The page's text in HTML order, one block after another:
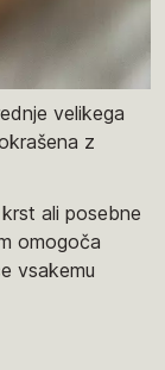
velikega
z
ali posebne
omogoča
vsakemu